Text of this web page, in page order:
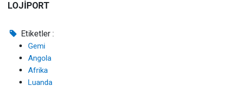
LOJİPORT
Etiketler :
Gemi
Angola
Afrika
Luanda